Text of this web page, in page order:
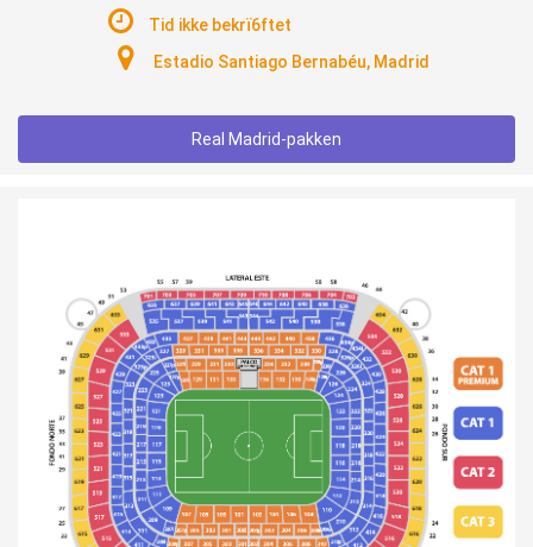
Tid ikke bekrï6ftet
Estadio Santiago Bernabéu, Madrid
Real Madrid-pakken